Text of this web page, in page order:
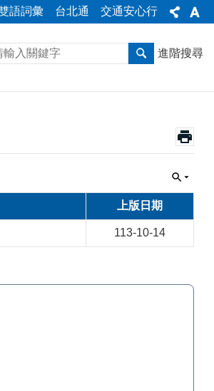
語詞彙 台北通 交通安心行
進階搜尋
上版日期
113-10-14